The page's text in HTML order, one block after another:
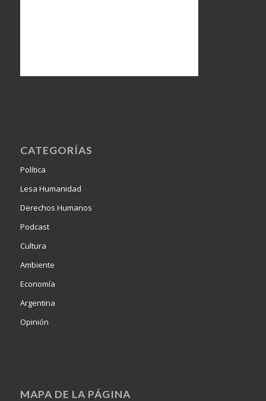
CATEGORÍAS
Política
Lesa Humanidad
Derechos Humanos
Podcast
Cultura
Ambiente
Economía
Argentina
Opinión
MAPA DE LA PÁGINA